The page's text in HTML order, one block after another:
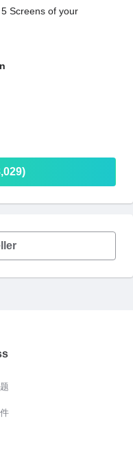
Screens of your